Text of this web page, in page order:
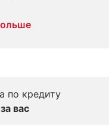
по кредиту
вас